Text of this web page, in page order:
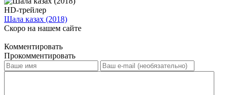
HD-трейлер
Шала казах (2018)
Скоро на нашем сайте
Комментировать
Прокомментировать